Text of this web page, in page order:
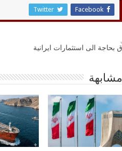
Facebook
Twitter
بحاجة الى استثمارات ايرانية